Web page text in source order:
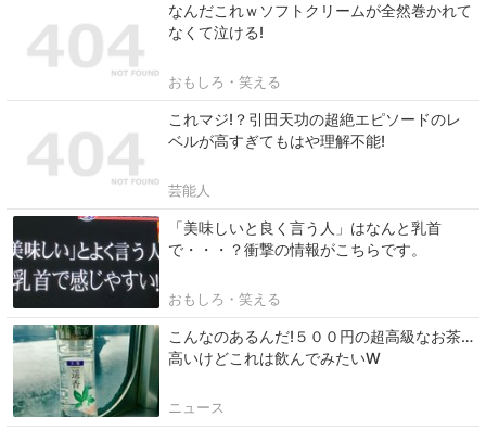
なんだこれｗソフトクリームが全然巻かれて
なくて泣ける!
おもしろ・笑える
これマジ!？引田天功の超絶エピソードのレ
ベルが高すぎてもはや理解不能!
芸能人
「美味しいと良く言う人」はなんと乳首
で・・・？衝撃の情報がこちらです。
おもしろ・笑える
こんなのあるんだ!５００円の超高級なお茶…
高いけどこれは飲んでみたいW
ニュース